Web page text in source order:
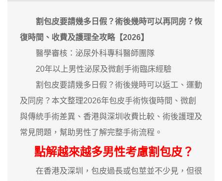
割包皮要請幾多日假？術後幾時可以再同房？恢
復時間、收費及護理全攻略【2026】
醫學審核：泌尿外科專科醫師團隊
20年以上男性泌尿及微創手術臨床經驗
割包皮要請幾多日假？術後幾時可以返工、運動
及同房？本文整理2026年包皮手術恢復時間、微創
與傳統手術差異、香港與深圳收費比較、術後護理及
常見問題，幫助男性了解完整手術流程。
點解越來越多男性考慮割包皮？
在香港及深圳，包皮過長或包莖並不少見，但很